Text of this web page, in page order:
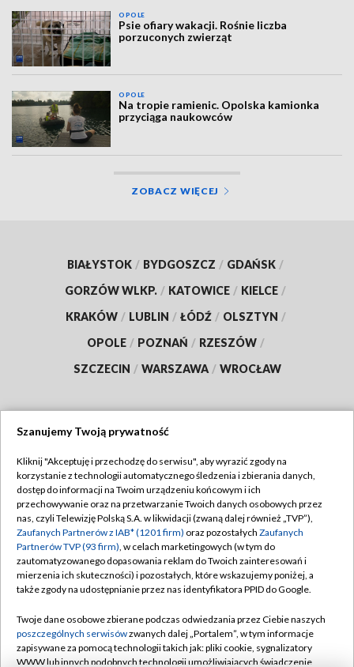
OPOLE
Psie ofiary wakacji. Rośnie liczba
porzuconych zwierząt
OPOLE
Na tropie ramienic. Opolska kamionka
przyciąga naukowców
ZOBACZ WIĘCEJ
BIAŁYSTOK / BYDGOSZCZ / GDAŃSK /
GORZÓW WLKP. / KATOWICE / KIELCE /
KRAKÓW / LUBLIN / ŁÓDŹ / OLSZTYN /
OPOLE / POZNAŃ / RZESZÓW /
SZCZECIN / WARSZAWA / WROCŁAW
TVP
Abonament TVP
Emisja w TVP
Centrum informacji TVP
Naziemna Telewizja Cyfrowa
Rada Programowa
System NOS
Regulamin TVP
Polityka prywatności
Moje zgody
Pomoc
Kontakt
Szanujemy Twoją prywatność
Kliknij "Akceptuję i przechodzę do serwisu", aby wyrazić zgody na
korzystanie z technologii automatycznego śledzenia i zbierania danych,
dostęp do informacji na Twoim urządzeniu końcowym i ich
przechowywanie oraz na przetwarzanie Twoich danych osobowych przez
nas, czyli Telewizję Polską S.A. w likwidacji (zwaną dalej również „TVP”),
Zaufanych Partnerów z IAB* (1201 firm) oraz pozostałych Zaufanych
Partnerów TVP (93 firm), w celach marketingowych (w tym do
zautomatyzowanego dopasowania reklam do Twoich zainteresowań i
mierzenia ich skuteczności) i pozostałych, które wskazujemy poniżej, a
także zgody na udostępnianie przez nas identyfikatora PPID do Google.
Twoje dane osobowe zbierane podczas odwiedzania przez Ciebie naszych
poszczególnych serwisówzwanych dalej „Portalem”, w tym informacje
zapisywane za pomocą technologii takich jak: pliki cookie, sygnalizatory
WWW lub innych podobnych technologii umożliwiających świadczenie